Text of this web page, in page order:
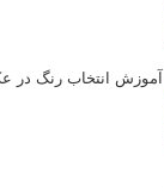
آموزش انتخاب رنگ در